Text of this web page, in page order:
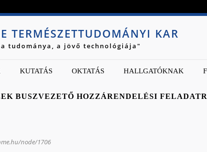
TERMÉSZETTUDOMÁNYI KAR
tudománya, a jövő technológiája"
KUTATÁS OKTATÁS HALLGATÓKNAK
BUSZVEZETŐ HOZZÁRENDELÉSI
node/1706